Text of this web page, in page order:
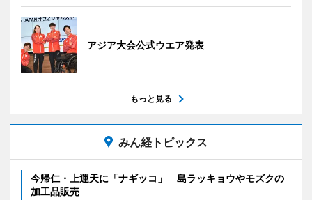
アジア大会公式ウエア発表
もっと見る
みん経トピックス
今帰仁・上運天に「ナギッコ」 島ラッキョウやモズクの
加工品販売